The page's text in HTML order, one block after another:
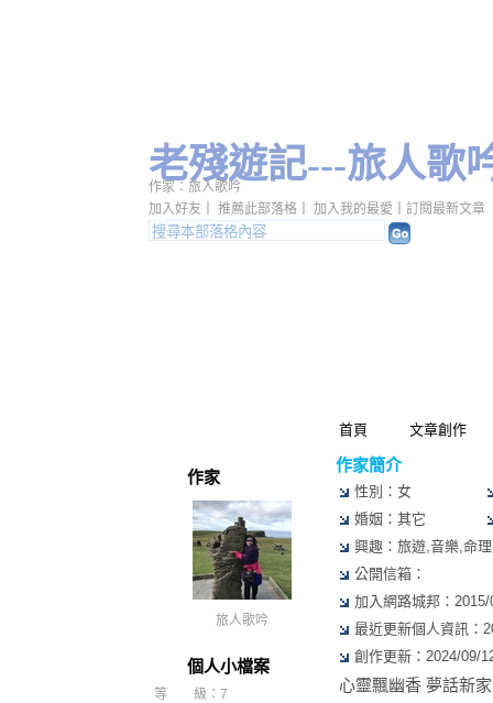
老殘遊記---旅人歌
首頁 文章創作
加入好友 推薦此部落格 加入我的最愛 訂閱最新文章
作家：旅人歌吟
作家
旅人歌吟
個人小檔案
等 級：7
作家簡介
性別：女
婚姻：其它
興趣：旅遊,音樂,命
公開信箱：
加入網路城邦：
最近更新個人資訊：
創作更新：2024/09/
心靈飄幽香 夢話新